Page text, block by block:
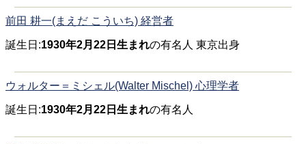
前田 耕一(まえだ こういち) 経営者
誕生日:1930年2月22日生まれの有名人 東京出身
ウォルター＝ミシェル(Walter Mischel) 心理学者
誕生日:1930年2月22日生まれの有名人